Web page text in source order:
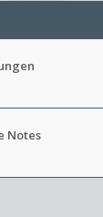
Notes